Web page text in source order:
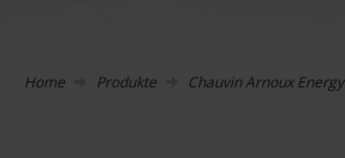
Home Produkte Chauvin Arnoux Energy